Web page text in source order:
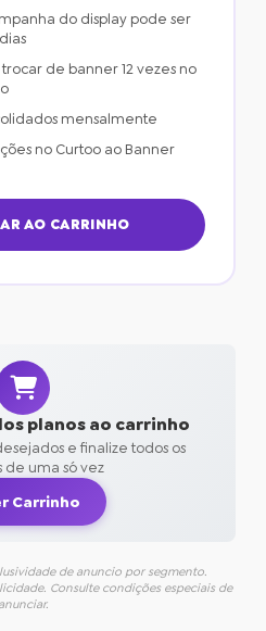
do display pode ser
de banner 12 vezes no
mensalmente
no Curtoo ao Banner
AO CARRINHO
planos ao carrinho
e finalize todos os
de uma só vez
Carrinho
de anuncio por segmento.
Consulte condições especiais de
anunciar.